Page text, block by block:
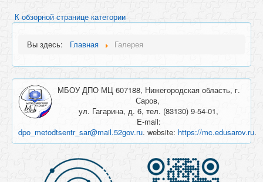
К обзорной странице категории
Вы здесь: Главная Галерея
МБОУ ДПО МЦ 607188, Нижегородская область, г.
Саров,
ул. Гагарина, д. 6, тел. (83130) 9-54-01,
E-mail:
dpo_metodtsentr_sar@mail.52gov.ru. website: https://mc.edusarov.ru.